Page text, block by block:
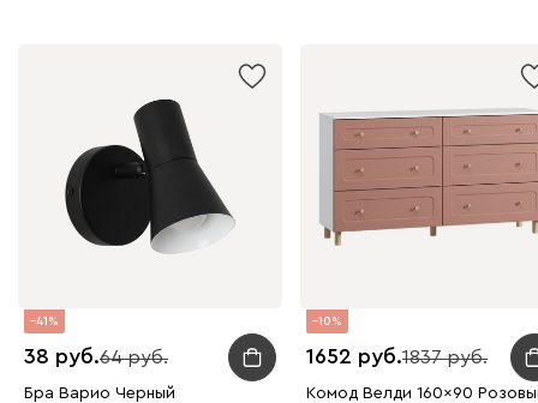
41
38 64
Бра Варио Черный
10
1652 1837
Комод Велди 160x90